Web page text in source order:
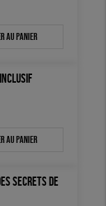
au panier
au panier
SECRETS DE